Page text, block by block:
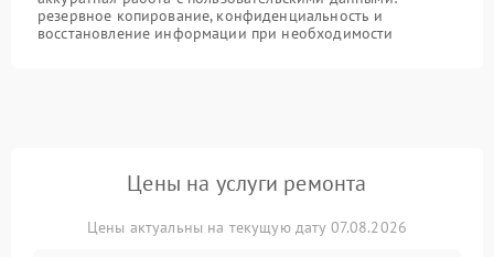
резервное копирование, конфиденциальность и
восстановление информации при необходимости
Цены на услуги ремонта
Цены актуальны на текущую дату 07.08.2026